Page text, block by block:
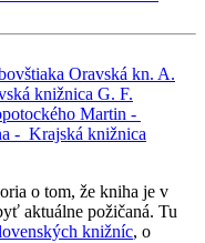
Oravská kn. A.
knižnica G. F.
Martin -
- Krajská knižnica
o tom, že kniha je v
aktuálne požičaná. Tu
knižníc, o